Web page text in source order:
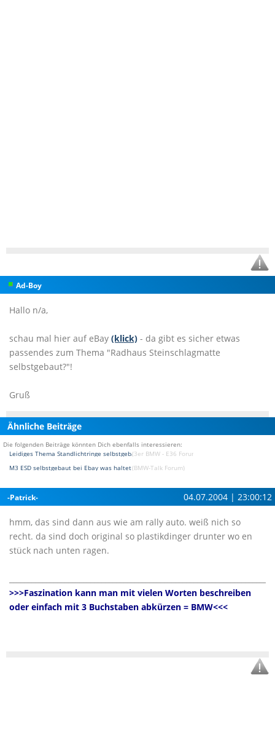
Ad-Boy
Hallo n/a,
schau mal hier auf eBay (klick) - da gibt es sicher etwas
passendes zum Thema "Radhaus Steinschlagmatte
selbstgebaut?"!
Gruß
Ähnliche Beiträge
Die folgenden Beiträge könnten Dich ebenfalls interessieren:
Leidiges Thema Standlichtringe selbstgebaut !!!(3er BMW - E36 Forum)
M3 ESD selbstgebaut bei Ebay was haltet ihr davon
(BMW-Talk Forum)
-Patrick- 04.07.2004 | 23:00:12
hmm, das sind dann aus wie am rally auto. weiß nich so
recht. da sind doch original so plastikdinger drunter wo en
stück nach unten ragen.
>>>Faszination kann man mit vielen Worten beschreiben
oder einfach mit 3 Buchstaben abkürzen = BMW<<<